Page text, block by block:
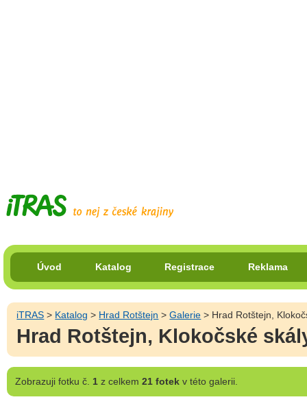
Úvod Katalog Registrace Reklama
iTRAS > Katalog > Hrad Rotštejn >Galerie > Hrad Rotštejn,
Hrad Rotštejn, Klokočské
Zobrazujifotku č. 1z celkem 21 fotekv této galerii.